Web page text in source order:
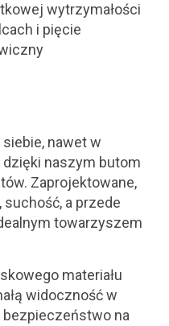
wytrzymałości
i pięcie
nawet w
naszym butom
Zaprojektowane,
suchość, a przede
towarzyszem
materiału
widoczność w
na